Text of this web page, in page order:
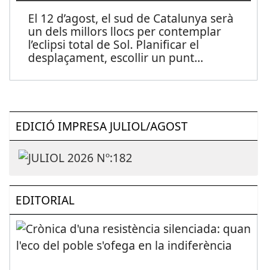
El 12 d’agost, el sud de Catalunya serà
un dels millors llocs per contemplar
l’eclipsi total de Sol. Planificar el
desplaçament, escollir un punt...
EDICIÓ IMPRESA JULIOL/AGOST
EDITORIAL